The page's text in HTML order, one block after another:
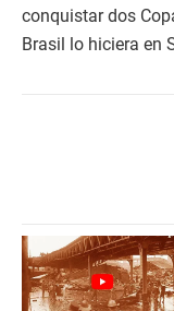
conquistar dos
Brasil lo hiciera en